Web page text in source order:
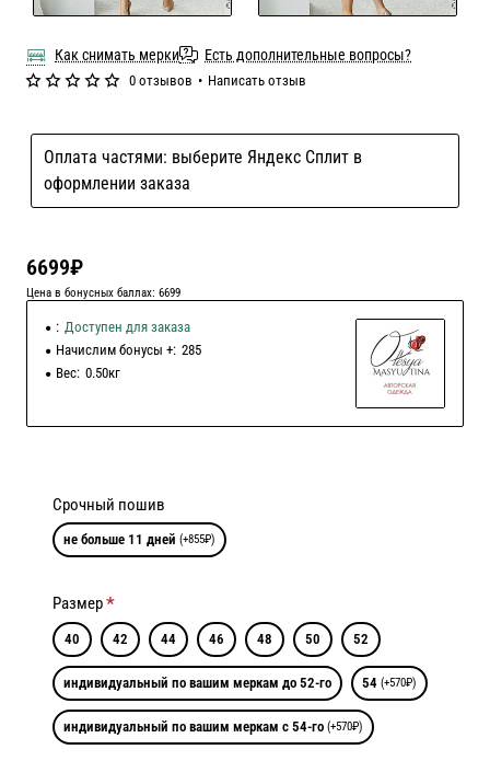
Как снимать мерки Есть дополнительные вопросы?
Оплата частями: выберите Яндекс Сплит в
оформлении заказа
0 отзывов • Написать отзыв
6699₽
Цена в бонусных баллах: 6699
: Доступен для заказа
Начислим бонусы +: 285
Вес: 0.50кг
Срочный пошив
не больше 11 дней (+855₽)
Размер
40 42 44 46 48 50 52
индивидуальный по вашим меркам до 52-го 54 (+570₽)
индивидуальный по вашим меркам с 54-го (+570₽)